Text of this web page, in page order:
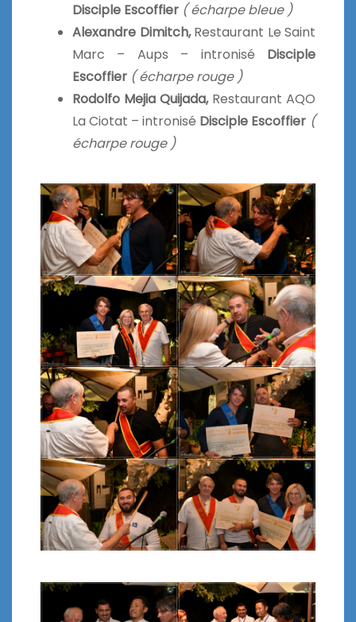
Disciple Escoffier ( écharpe bleue )
Alexandre Dimitch,Restaurant Le Saint
Marc – Aups – intronisé Disciple
Escoffier ( écharpe rouge )
Rodolfo Mejia Quijada, Restaurant AQO
La Ciotat – intronisé Disciple Escoffier (
écharpe rouge )